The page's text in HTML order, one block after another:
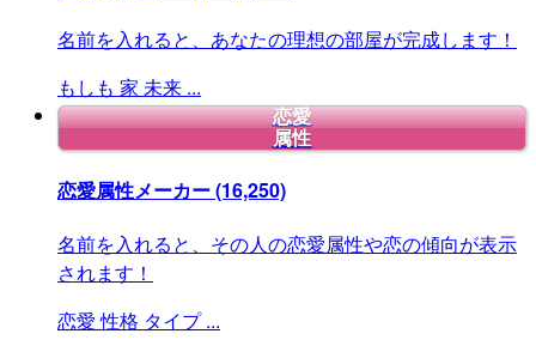
名前を入れると、あなたの理想の部屋が完成します！
もしも 家 未来 ...
恋愛
属性
恋愛属性メーカー(16,250)
名前を入れると、その人の恋愛属性や恋の傾向が表示
されます！
恋愛 性格 タイプ ...